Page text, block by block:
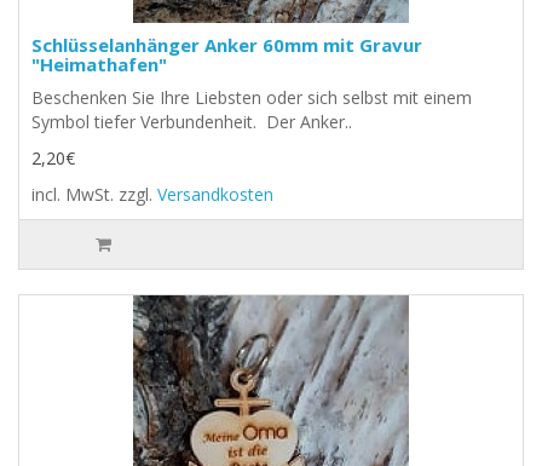
Schlüsselanhänger Anker 60mm mit Gravur
"Heimathafen"
Beschenken Sie Ihre Liebsten oder sich selbst mit einem
Symbol tiefer Verbundenheit. Der Anker..
2,20€
incl. MwSt. zzgl. Versandkosten